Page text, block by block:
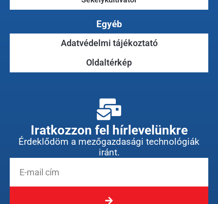
Egyéb
Adatvédelmi tájékoztató
Oldaltérkép
Iratkozzon fel hírlevelünkre
Érdeklődöm a mezőgazdasági technológiák
iránt.